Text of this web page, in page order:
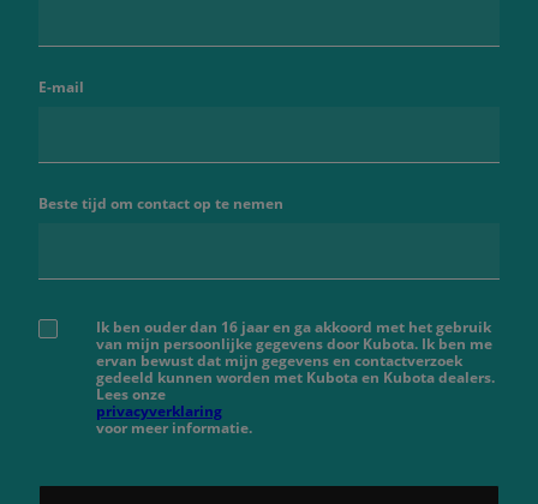
E-mail
Beste tijd om contact op te nemen
Ik ben ouder dan 16 jaar en ga akkoord met het gebruik
van mijn persoonlijke gegevens door Kubota. Ik ben me
ervan bewust dat mijn gegevens en contactverzoek
gedeeld kunnen worden met Kubota en Kubota dealers.
Lees onze
privacyverklaring
voor meer informatie.